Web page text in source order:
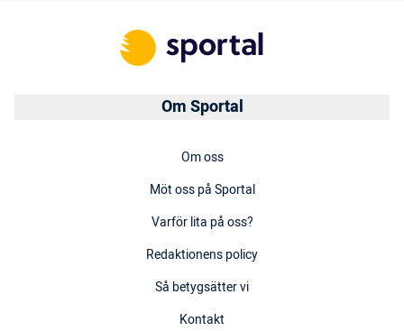
Om Sportal
Om oss
Möt oss på Sportal
Varför lita på oss?
Redaktionens policy
Så betygsätter vi
Kontakt